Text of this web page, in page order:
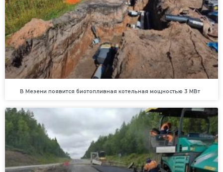
В Мезени появится биотопливная котельная мощностью 3 МВт